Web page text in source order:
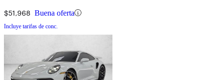
$51,968 Buena oferta
Incluye tarifas de conc.